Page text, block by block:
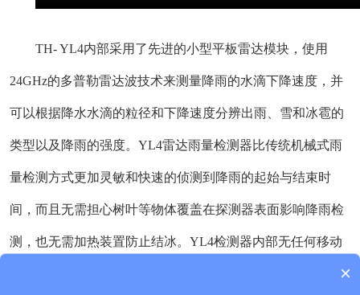
TH- YL4内部采用了先进的小型平板雷达模块，使用
24GHz的多普勒雷达波技术来测量降雨的水滴下降速度，并
可以根据降水水滴的粒径和下降速度分辨出雨、雪和冰雹的
类型以及降雨的强度。YL4雷达雨量检测器比传统机械式雨
量检测方式更加灵敏和快速的侦测到降雨的起始与结束时
间，而且无需担心树叶等物体覆盖在探测器表面影响降雨检
测，也无需加热装置防止结冰。YL4检测器内部无任何移动
产品包含安装吗？
×